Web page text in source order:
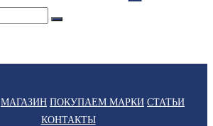
МАГАЗИН ПОКУПАЕМ МАРКИ СТАТЬИ
КОНТАКТЫ